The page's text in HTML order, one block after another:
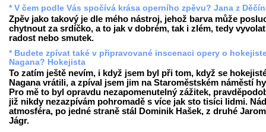
* V čem podle Vás spočívá krása operního zpěvu? Jana z
Zpěv jako takový je dle mého nástroj, jehož barva může
chytnout za srdíčko, a to jak v dobrém, tak i zlém, tedy vyvolat
radost nebo smutek.
* Budete zpívat také v připravované inscenaci opery o
Nagana? Hokejista
To zatím ještě nevím, i když jsem byl při tom, když se
Nagana vrátili, a zpíval jsem jim na Staroměstském náměstí
Pro mě to byl opravdu nezapomenutelný zážitek,
již nikdy nezazpívám pohromadě s více jak sto tisíci lidmi.
atmosféra, po jedné straně stál Dominik Hašek, z druhé
Jágr.